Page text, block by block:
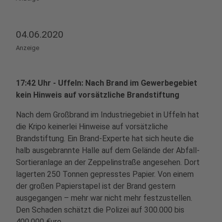
04.06.2020
Anzeige
17:42 Uhr - Uffeln: Nach Brand im Gewerbegebiet
kein Hinweis auf vorsätzliche Brandstiftung
Nach dem Großbrand im Industriegebiet in Uffeln hat
die Kripo keinerlei Hinweise auf vorsätzliche
Brandstiftung. Ein Brand-Experte hat sich heute die
halb ausgebrannte Halle auf dem Gelände der Abfall-
Sortieranlage an der Zeppelinstraße angesehen. Dort
lagerten 250 Tonnen gepresstes Papier. Von einem
der großen Papierstapel ist der Brand gestern
ausgegangen – mehr war nicht mehr festzustellen.
Den Schaden schätzt die Polizei auf 300.000 bis